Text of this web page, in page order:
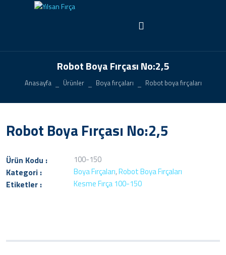
Robot Boya Fırçası No:2,5
Anasayfa Ürünler Boya fırçaları Robot boya fırçaları
Robot Boya Fırçası No:2,5
Ürün Kodu : 100-150
Kategori : Boya Fırçaları,Robot Boya Fırçaları
Etiketler : Kesme Fırça 100-150